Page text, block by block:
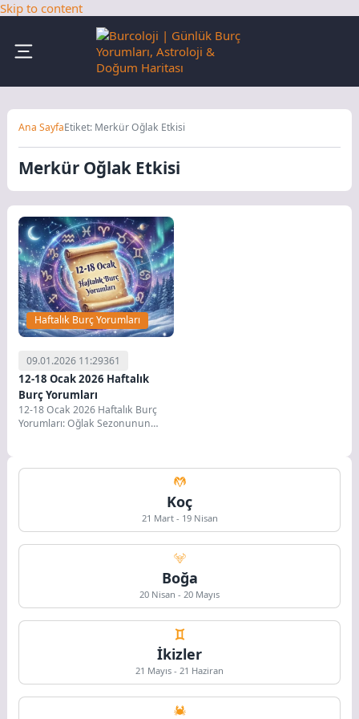
Skip to content
Ana SayfaEtiket: Merkür Oğlak Etkisi
Merkür Oğlak Etkisi
Haftalık Burç Yorumları
09.01.2026 11:29361
12-18 Ocak 2026 Haftalık
Burç Yorumları
12-18 Ocak 2026 Haftalık Burç
Yorumları: Oğlak Sezonunun
Koç
21 Mart - 19 Nisan
Boğa
20 Nisan - 20 Mayıs
İkizler
21 Mayıs - 21 Haziran